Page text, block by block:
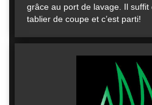
grâce au port de lavage. Il
tablier de coupe et c’est parti!